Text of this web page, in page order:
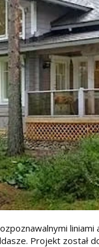
Projekt został